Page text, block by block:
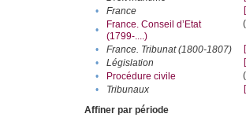
•
France
•
France. Conseil d’Etat
(1799-....)
• France. Tribunat (1800-1807)
•
Législation
•
Procédure civile
•
Tribunaux
Affiner par période